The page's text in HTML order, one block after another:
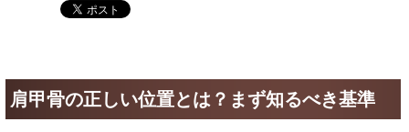
肩甲骨の正しい位置とは？まず知るべき基準